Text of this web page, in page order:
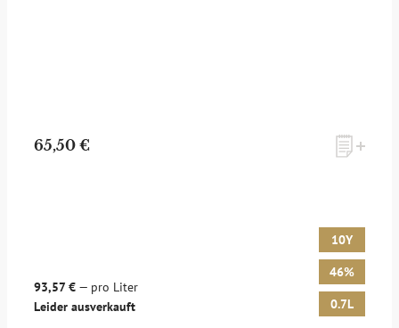
65,50 €
93,57 € — pro Liter
Leider ausverkauft
10Y
46%
0.7L